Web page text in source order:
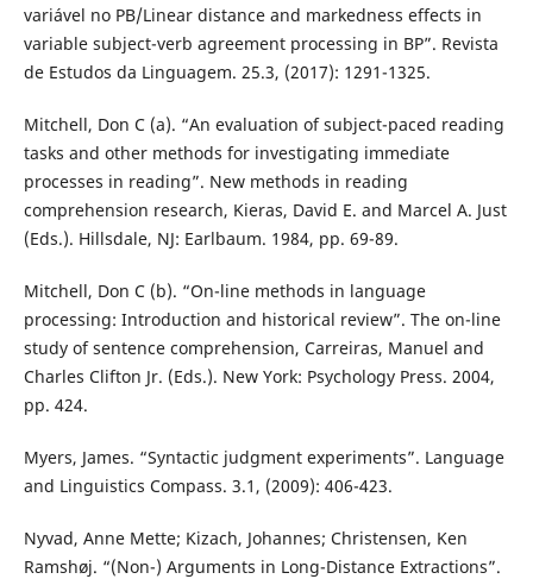
variável no PB/Linear distance and markedness effects in
variable subject-verb agreement processing in BP”. Revista
de Estudos da Linguagem. 25.3, (2017): 1291-1325.
Mitchell, Don C (a). “An evaluation of subject-paced reading
tasks and other methods for investigating immediate
processes in reading”. New methods in reading
comprehension research, Kieras, David E. and Marcel A. Just
(Eds.). Hillsdale, NJ: Earlbaum. 1984, pp. 69-89.
Mitchell, Don C (b). “On-line methods in language
processing: Introduction and historical review”. The on-line
study of sentence comprehension, Carreiras, Manuel and
Charles Clifton Jr. (Eds.). New York: Psychology Press. 2004,
pp. 424.
Myers, James. “Syntactic judgment experiments”. Language
and Linguistics Compass. 3.1, (2009): 406-423.
Nyvad, Anne Mette; Kizach, Johannes; Christensen, Ken
Ramshøj. “(Non-) Arguments in Long-Distance Extractions”.